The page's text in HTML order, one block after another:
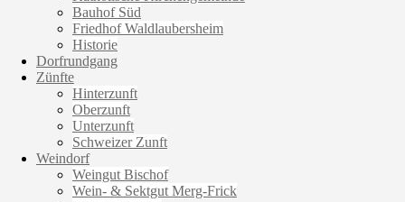
Bauhof Süd
Friedhof Waldlaubersheim
Historie
Dorfrundgang
Zünfte
Hinterzunft
Oberzunft
Unterzunft
Schweizer Zunft
Weindorf
Weingut Bischof
Wein- & Sektgut Merg-Frick